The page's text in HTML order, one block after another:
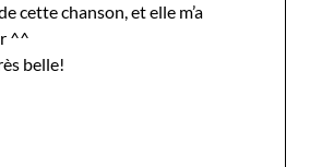
cette chanson, et elle m’a
^^
belle!